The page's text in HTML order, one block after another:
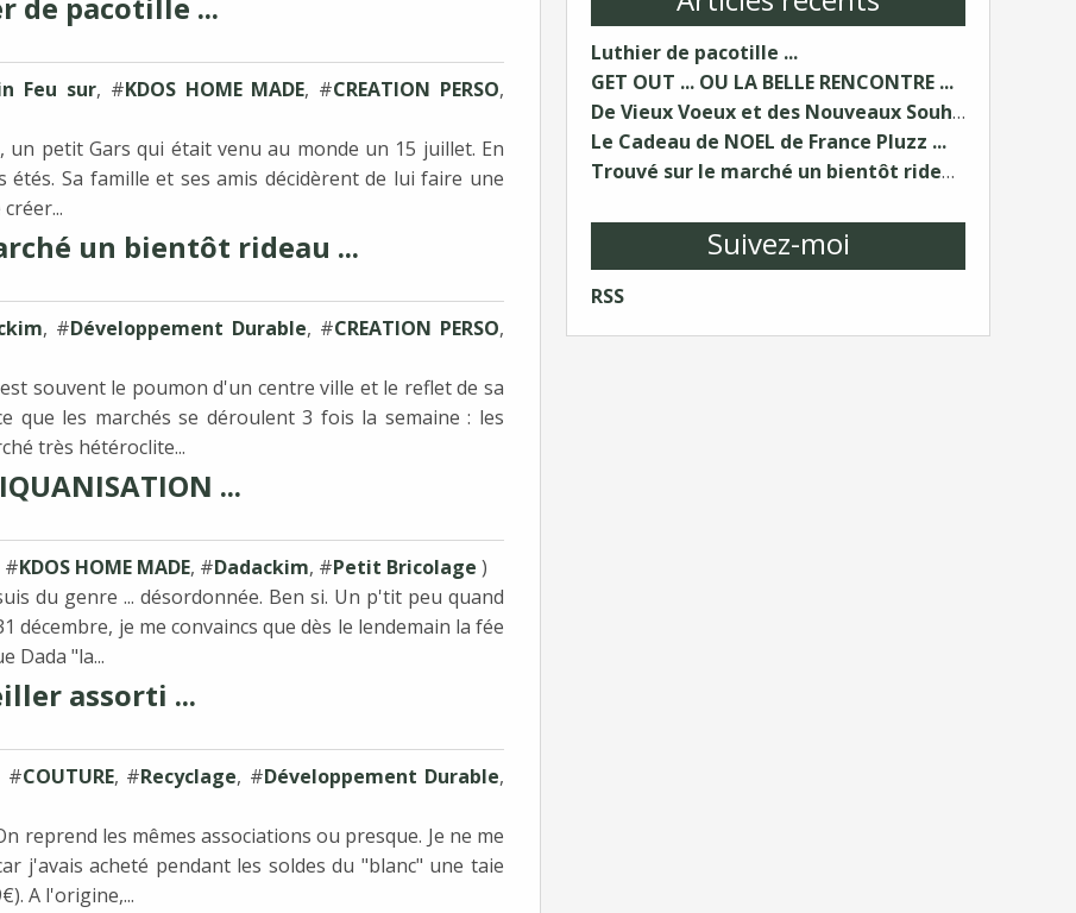
Feu sur, #KDOS HOME MADE, #CREATION PERSO,
petit Gars qui était venu au monde un 15 juillet. En
Sa famille et ses amis décidèrent de lui faire une
un bientôt rideau ...
, #Développement Durable, #CREATION PERSO,
souvent le poumon d'un centre ville et le reflet de sa
que les marchés se déroulent 3 fois la semaine : les
très hétéroclite...
...
#KDOS HOME MADE, #Dadackim, #Petit Bricolage )
du genre ... désordonnée. Ben si. Un p'tit peu quand
décembre, je me convaincs que dès le lendemain la fée
Dada "la...
assorti ...
#COUTURE, #Recyclage, #Développement Durable,
reprend les mêmes associations ou presque. Je ne me
j'avais acheté pendant les soldes du "blanc" une taie
A l'origine,...
Luthier de pacotille ...
GET OUT ... OU LA BELLE RENCONTRE ...
De Vieux Voeux et des Nouveaux Souhaits ...
Le Cadeau de NOEL de France Pluzz ...
Trouvé sur le marché un bientôt rideau ...
Suivez-moi
RSS